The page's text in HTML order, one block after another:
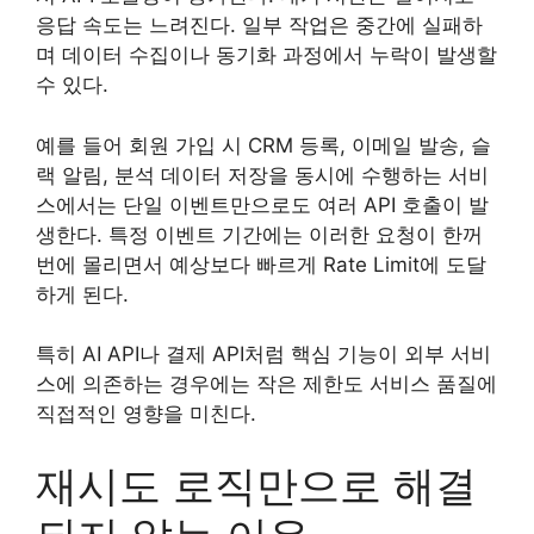
응답 속도는 느려진다. 일부 작업은 중간에 실패하
며 데이터 수집이나 동기화 과정에서 누락이 발생할
수 있다.
예를 들어 회원 가입 시 CRM 등록, 이메일 발송, 슬
랙 알림, 분석 데이터 저장을 동시에 수행하는 서비
스에서는 단일 이벤트만으로도 여러 API 호출이 발
생한다. 특정 이벤트 기간에는 이러한 요청이 한꺼
번에 몰리면서 예상보다 빠르게 Rate Limit에 도달
하게 된다.
특히 AI API나 결제 API처럼 핵심 기능이 외부 서비
스에 의존하는 경우에는 작은 제한도 서비스 품질에
직접적인 영향을 미친다.
재시도 로직만으로 해결